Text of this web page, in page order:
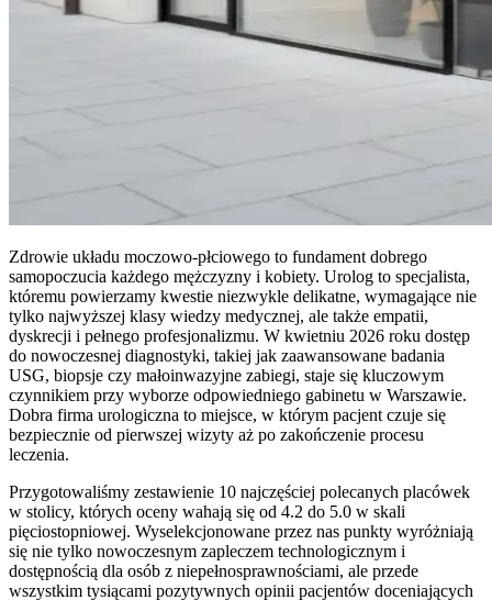
Zdrowie układu moczowo-płciowego to fundament dobrego
samopoczucia każdego mężczyzny i kobiety. Urolog to specjalista,
któremu powierzamy kwestie niezwykle delikatne, wymagające nie
tylko najwyższej klasy wiedzy medycznej, ale także empatii,
dyskrecji i pełnego profesjonalizmu. W kwietniu 2026 roku dostęp
do nowoczesnej diagnostyki, takiej jak zaawansowane badania
USG, biopsje czy małoinwazyjne zabiegi, staje się kluczowym
czynnikiem przy wyborze odpowiedniego gabinetu w Warszawie.
Dobra firma urologiczna to miejsce, w którym pacjent czuje się
bezpiecznie od pierwszej wizyty aż po zakończenie procesu
leczenia.
Przygotowaliśmy zestawienie 10 najczęściej polecanych placówek
w stolicy, których oceny wahają się od 4.2 do 5.0 w skali
pięciostopniowej. Wyselekcjonowane przez nas punkty wyróżniają
się nie tylko nowoczesnym zapleczem technologicznym i
dostępnością dla osób z niepełnosprawnościami, ale przede
wszystkim tysiącami pozytywnych opinii pacjentów doceniających